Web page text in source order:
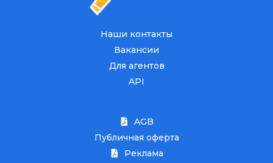
Наши контакты
Вакансии
Для агентов
API
AGB
Публичная оферта
Реклама